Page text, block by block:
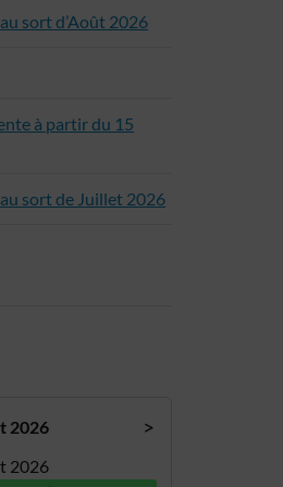
sort d’Août 2026
à partir du 15
sort de Juillet 2026
2026 >
2026